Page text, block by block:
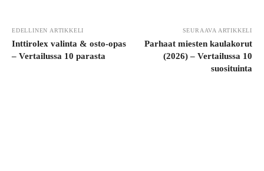
EDELLINEN ARTIKKELI
Inttirolex valinta & osto-opas
– Vertailussa 10 parasta
SEURAAVA ARTIKKELI
Parhaat miesten kaulakorut
(2026) – Vertailussa 10
suosituinta